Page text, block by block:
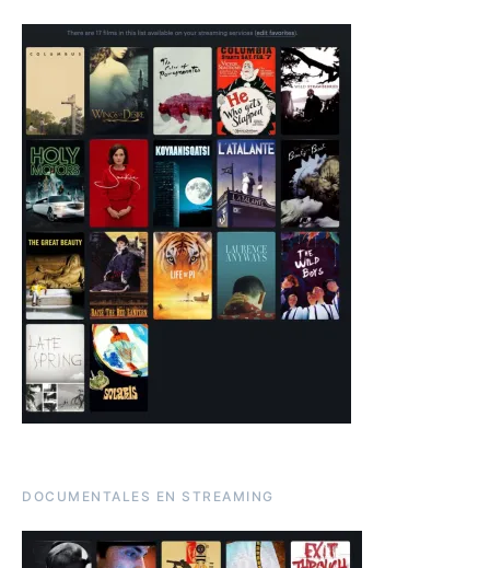
DOCUMENTALES EN STREAMING